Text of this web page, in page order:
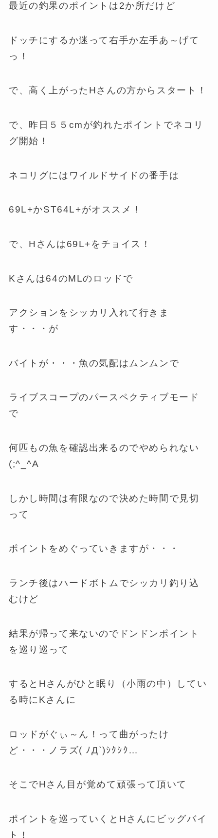
最近の釣果のポイントは2か所だけど
ドッチにするか迷って右手か左手あ～げて
っ！
で、高く上がったHさんの方からスタート！
で、昨日５５cmが釣れたポイントでネコリ
グ開始！
ネコリグにはワイルドサイドの番手は
69L+かST64L+がオススメ！
で、Hさんは69L+をチョイス！
Kさんは64のMLのロッドで
アクションをシッカリ入れて行きま
す・・・が
バイトが・・・魚の気配はムンムンで
ライブスコープのパースペクティブモード
で
何匹もの魚を確認出来るのでやめられない
(;^_^A
しかし時間は有限なので決めた時間で見切
って
ポイントをめぐっていきますが・・・
ランチ後はハードボトムでシッカリ釣り込
むけど
結果が帰って来ないのでドンドンポイント
を巡り巡って
するとHさんがひと眠り（小雨の中）してい
る時にKさんに
ロッドがぐぃ～ん！って曲がったけ
ど・・・ノラズ( ﾉД`)ｼｸｼｸ…
そこでHさん目が覚めて頑張って頂いて
ポイントを巡っていくとHさんにビッグバイ
ト！